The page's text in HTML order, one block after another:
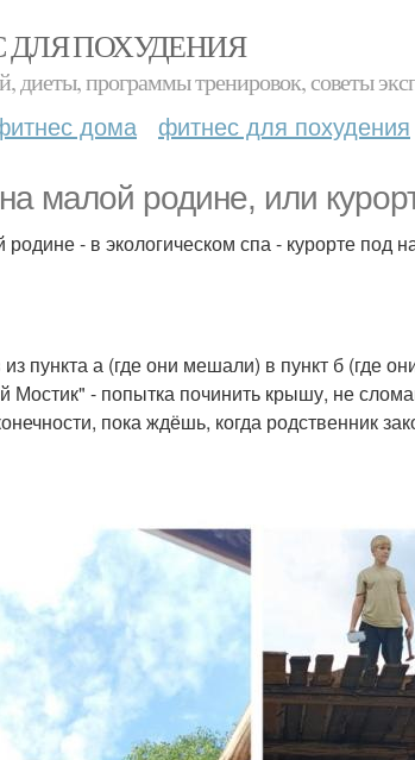
ДЛЯ ПОХУДЕНИЯ
программы тренировок, советы
дома фитнес для похудения
малой родине, или
- в экологическом спа - курорте под
пункта а (где они мешали) в пункт б (где
Мостик" - попытка починить крышу, не
пока ждёшь, когда родственник